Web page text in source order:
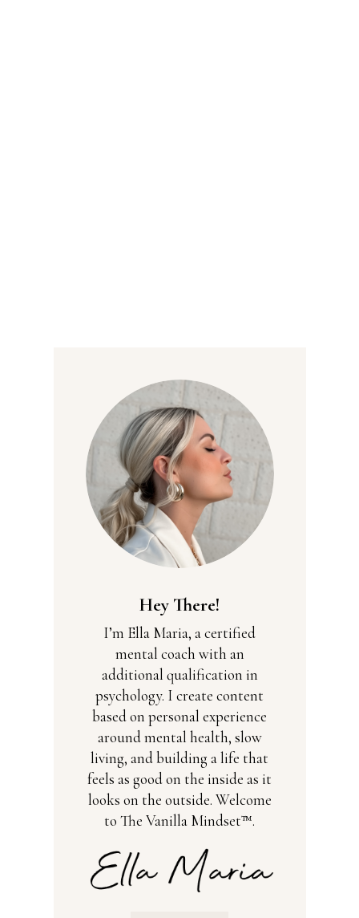
Hey There!
I’m Ella Maria, a certified
mental coach with an
additional qualification in
psychology. I create content
based on personal experience
around mental health, slow
living, and building a life that
feels as good on the inside as it
looks on the outside. Welcome
to The Vanilla Mindset™.